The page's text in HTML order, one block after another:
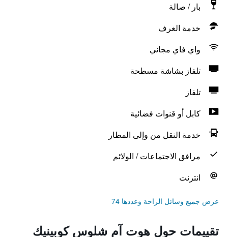
بار / صالة
خدمة الغرف
واي فاي مجاني
تلفاز بشاشة مسطحة
تلفاز
كابل أو قنوات فضائية
خدمة النقل من وإلى المطار
مرافق الاجتماعات / الولائم
انترنت
عرض جميع وسائل الراحة وعددها 74
تقييمات حول هوت آم شلوس كوبينيك